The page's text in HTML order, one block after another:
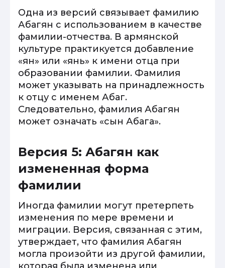
Одна из версий связывает фамилию
Абагян с использованием в качестве
фамилии-отчества. В армянской
культуре практикуется добавление
«ян» или «янь» к имени отца при
образовании фамилии. Фамилия
может указывать на принадлежность
к отцу с именем Абаг.
Следовательно, фамилия Абагян
может означать «сын Абага».
Версия 5: Абагян как
измененная форма
фамилии
Иногда фамилии могут претерпеть
изменения по мере времени и
миграции. Версия, связанная с этим,
утверждает, что фамилия Абагян
могла произойти из другой фамилии,